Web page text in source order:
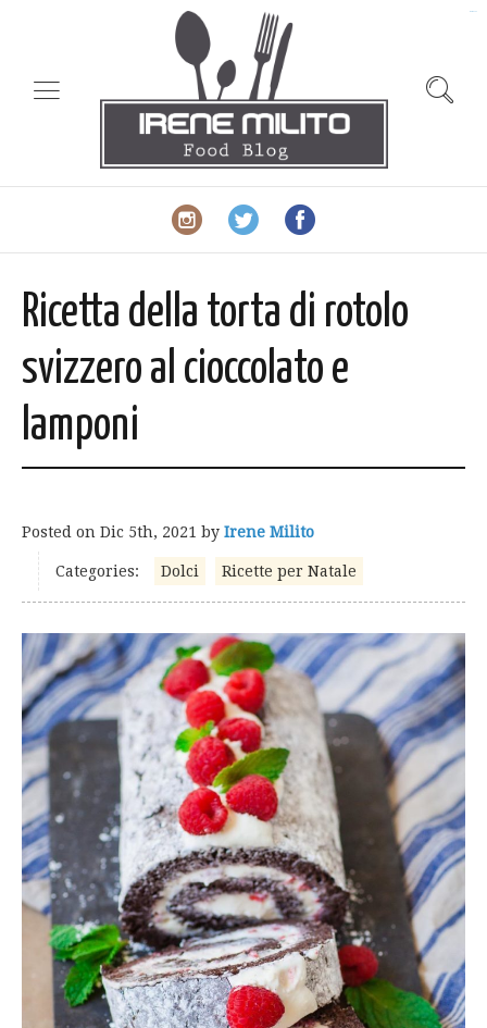
Ricetta della torta di rotolo
svizzero al cioccolato e
lamponi
Posted on Dic 5th, 2021 by Irene Milito
Categories: Dolci Ricette per Natale